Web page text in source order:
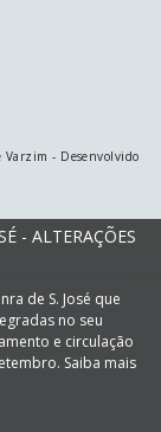
Varzim - Desenvolvido
- ALTERAÇÕES
de S. José que
no seu
e circulação
Saiba mais